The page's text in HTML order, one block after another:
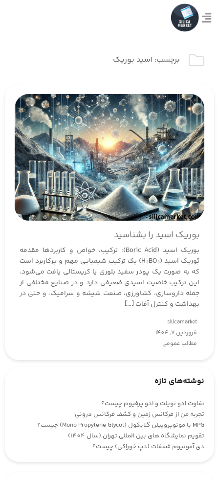
برچسب: اسید بوریک
بوریک اسید را بشناسید
بوریک اسید (Boric Acid): ترکیب، خواص و کاربردها مقدمه
بُوریک اسید (H₃BO₃) یک ترکیب شیمیایی مهم و پرکاربرد است
که به صورت یک پودر سفید بلوری یا کریستالی یافت می‌شود.
این ترکیب خاصیت اسیدی ضعیفی دارد و در صنایع مختلفی از
جمله داروسازی، کشاورزی، صنعت شیشه و سرامیک، و حتی در
بهداشت و کنترل آفات […]
silicamarket
فروردین 7, 1404
مطالب عمومی
نوشته‌های تازه
تفاوت ادو تویلت و ادو پرفیوم چیست؟
تجربه من از فرکانس زمین و کشف فرکانس درونی
MPG یا مونوپروپیلن گلایکول (Mono Propylene Glycol) چیست؟
تقویم نمایشگاه های بین المللی تهران (سال 1404)
دی آمونیوم فسفات (دپ خوراکی) چیست؟